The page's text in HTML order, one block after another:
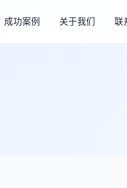
成功案例 关于我们 联